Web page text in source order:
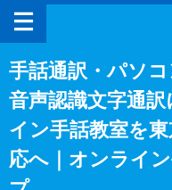
手話通訳・パソコ
音声認識文字通
イン手話教室を
応へ｜オンライ